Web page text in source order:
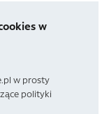
w
w prosty
polityki